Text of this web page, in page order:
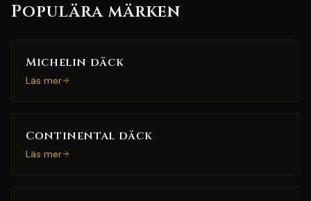
Populära märken
Michelin däck
Läs mer
Continental däck
Läs mer